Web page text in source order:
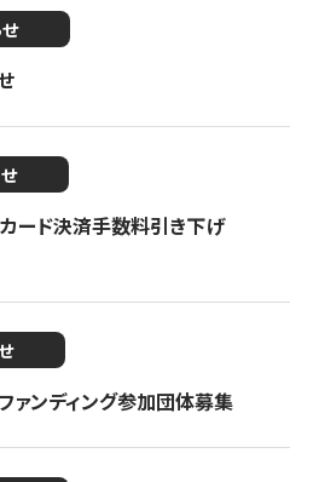
ード決済手数料引き下げ
ァンディング参加団体募集